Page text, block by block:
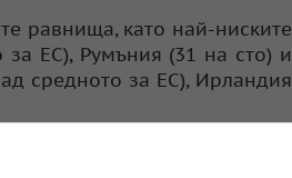
равнища, като най-ниските
ЕС), Румъния (31 на сто) и
средното за ЕС), Ирландия